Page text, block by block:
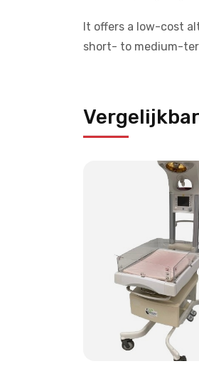
It offers a low-cost
short- to medium-